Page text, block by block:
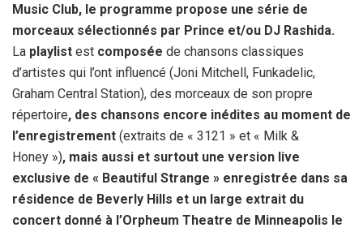
Music Club, le programme propose une série de
morceaux sélectionnés par Prince et/ou DJ Rashida.
La playlist est composée de chansons classiques
d’artistes qui l’ont influencé (Joni Mitchell, Funkadelic,
Graham Central Station), des morceaux de son propre
répertoire, des chansons encore inédites au moment de
l’enregistrement (extraits de « 3121 » et « Milk &
Honey »), mais aussi et surtout une version live
exclusive de « Beautiful Strange » enregistrée dans sa
résidence de Beverly Hills et un large extrait du
concert donné à l’Orpheum Theatre de Minneapolis le